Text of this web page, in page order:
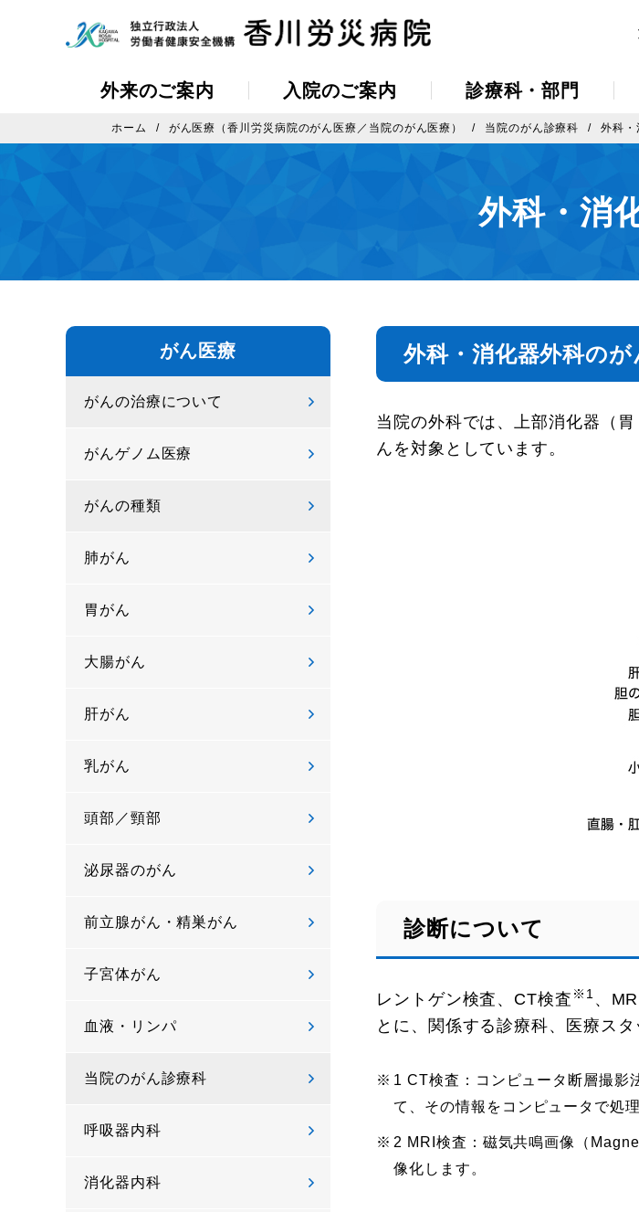
外来のご案内 入院のご案内 診療科・部門
ホーム がん医療（香川労災病院のがん医療／当院のがん医療） 当院のがん診療科 外科・
外科・消
外科・消化器外科のが
当院の外科では、上部消化器（
んを対象としています。
診断について
レントゲン検査、CT検査 ※1 、
とに、関係する診療科、医療ス
1 CT検査：コンピュータ断層撮影
て、その情報をコンピュータで処
2 MRI検査：磁気共鳴画像（
像化します。
がん医療
がんの治療について
がんゲノム医療
がんの種類
肺がん
胃がん
大腸がん
肝がん
乳がん
頭部／頸部
泌尿器のがん
前立腺がん・精巣がん
子宮体がん
血液・リンパ
当院のがん診療科
呼吸器内科
消化器内科